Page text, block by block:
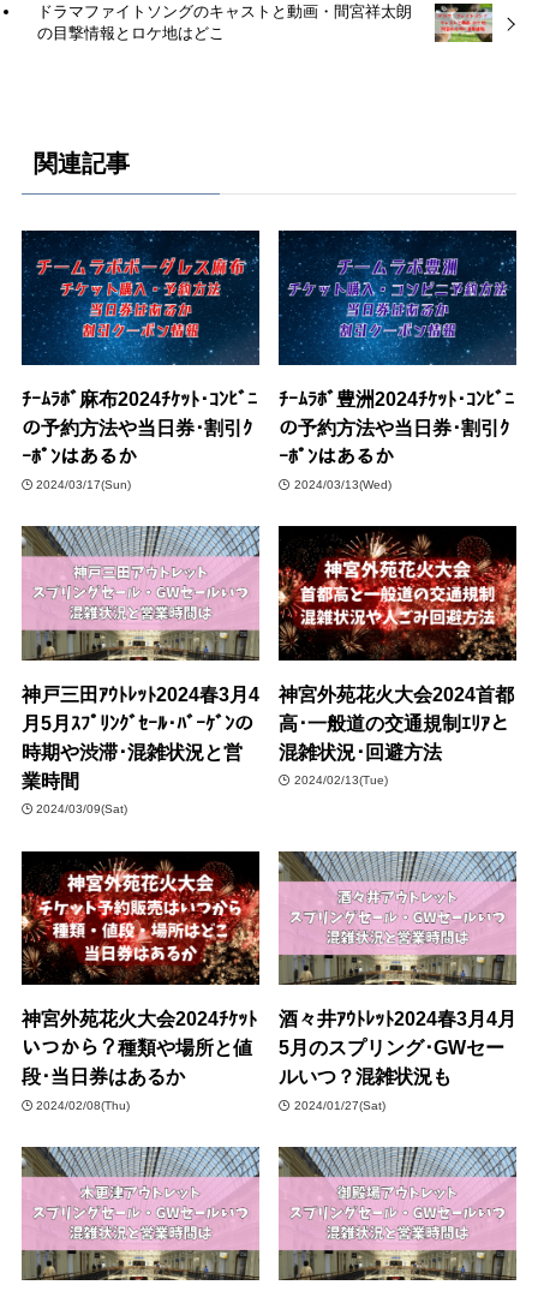
ドラマファイトソングのキャストと動画・間宮祥太朗
の目撃情報とロケ地はどこ
関連記事
ﾁｰﾑﾗﾎﾞ麻布2024ﾁｹｯﾄ･ｺﾝﾋﾞﾆ
の予約方法や当日券･割引ｸ
ｰﾎﾟﾝはあるか
2024/03/17(Sun)
ﾁｰﾑﾗﾎﾞ豊洲2024ﾁｹｯﾄ･ｺﾝﾋﾞﾆ
の予約方法や当日券･割引ｸ
ｰﾎﾟﾝはあるか
2024/03/13(Wed)
神戸三田ｱｳﾄﾚｯﾄ2024春3月4
月5月ｽﾌﾟﾘﾝｸﾞｾｰﾙ･ﾊﾞｰｹﾞﾝの
時期や渋滞･混雑状況と営
業時間
2024/03/09(Sat)
神宮外苑花火大会2024首都
高･一般道の交通規制ｴﾘｱと
混雑状況･回避方法
2024/02/13(Tue)
神宮外苑花火大会2024ﾁｹｯﾄ
いつから？種類や場所と値
段･当日券はあるか
2024/02/08(Thu)
酒々井ｱｳﾄﾚｯﾄ2024春3月4月
5月のスプリング･GWセー
ルいつ？混雑状況も
2024/01/27(Sat)